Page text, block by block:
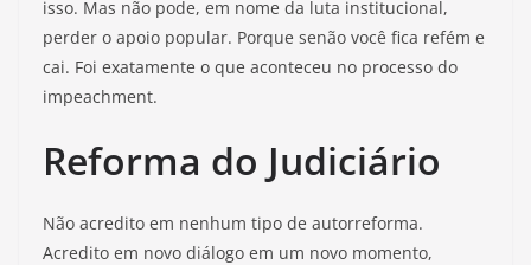
isso. Mas não pode, em nome da luta institucional,
perder o apoio popular. Porque senão você fica refém e
cai. Foi exatamente o que aconteceu no processo do
impeachment.
Reforma do Judiciário
Não acredito em nenhum tipo de autorreforma.
Acredito em novo diálogo em um novo momento,